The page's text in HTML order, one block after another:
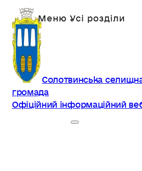
Солотвинська
громада
Офіційний інформаційний